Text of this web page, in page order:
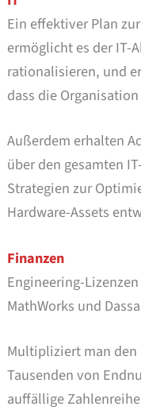
Ein effektiver Plan
ermöglicht es der IT-
rationalisieren, und
dass die
Außerdem erhalten
über den gesamten
Strategien zur
Hardware-Assets
Finanzen
Engineering-
MathWorks und
Multipliziert man den
Tausenden von
auffällige